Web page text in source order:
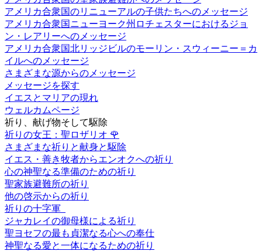
アメリカ合衆国のリニューアルの子供たちへのメッセージ
アメリカ合衆国ニューヨーク州ロチェスターにおけるジョ
ン・レアリーへのメッセージ
アメリカ合衆国北リッジビルのモーリン・スウィーニー＝カ
イルへのメッセージ
さまざまな源からのメッセージ
メッセージを探す
イエスとマリアの現れ
ウェルカムページ
祈り、献げ物そして駆除
祈りの女王：聖ロザリオ 🌹
さまざまな祈りと献身と駆除
イエス・善き牧者からエンオクへの祈り
心の神聖なる準備のための祈り
聖家族避難所の祈り
他の啓示からの祈り
祈りの十字軍
ジャカレイの御母様による祈り
聖ヨセフの最も貞潔なる心への奉仕
神聖なる愛と一体になるための祈り